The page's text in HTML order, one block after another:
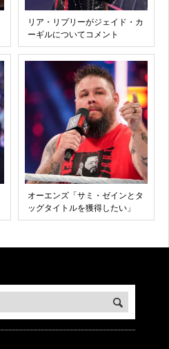
リア・リプリーがジェイド・カ
ーギルについてコメント
オーエンズ「サミ・ゼインとタ
ッグタイトルを獲得したい」